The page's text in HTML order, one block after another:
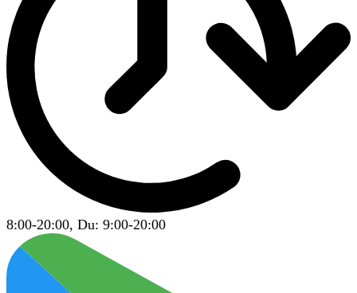
8:00-20:00, Du: 9:00-20:00